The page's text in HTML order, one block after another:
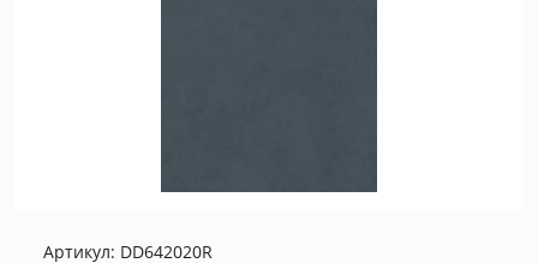
Артикул: DD642020R